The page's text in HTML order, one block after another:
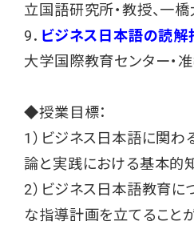
立国語研究所・教授、一橋
9． ビジネス日本語の読解
大学国際教育センター・准
◆授業目標：
1）ビジネス日本語に関わ
論と実践における基本的
2）ビジネス日本語教育に
な指導計画を立てることが